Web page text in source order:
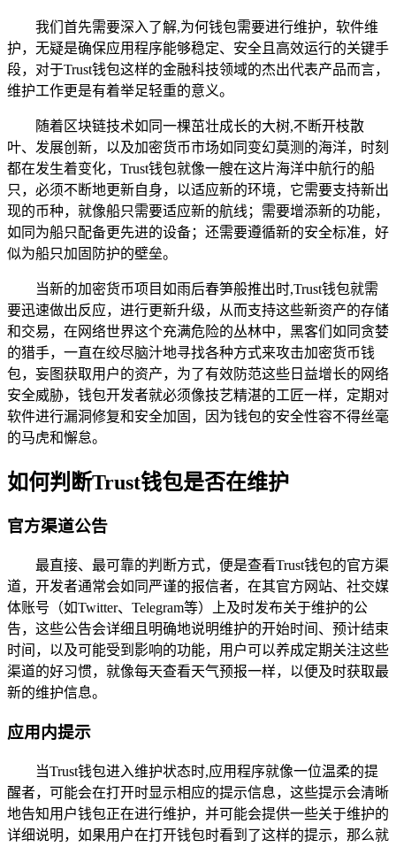
我们首先需要深入了解,为何钱包需要进行维护，软件维
护，无疑是确保应用程序能够稳定、安全且高效运行的关键手
段，对于Trust钱包这样的金融科技领域的杰出代表产品而言，
维护工作更是有着举足轻重的意义。
随着区块链技术如同一棵茁壮成长的大树,不断开枝散
叶、发展创新，以及加密货币市场如同变幻莫测的海洋，时刻
都在发生着变化，Trust钱包就像一艘在这片海洋中航行的船
只，必须不断地更新自身，以适应新的环境，它需要支持新出
现的币种，就像船只需要适应新的航线；需要增添新的功能，
如同为船只配备更先进的设备；还需要遵循新的安全标准，好
似为船只加固防护的壁垒。
当新的加密货币项目如雨后春笋般推出时,Trust钱包就需
要迅速做出反应，进行更新升级，从而支持这些新资产的存储
和交易，在网络世界这个充满危险的丛林中，黑客们如同贪婪
的猎手，一直在绞尽脑汁地寻找各种方式来攻击加密货币钱
包，妄图获取用户的资产，为了有效防范这些日益增长的网络
安全威胁，钱包开发者就必须像技艺精湛的工匠一样，定期对
软件进行漏洞修复和安全加固，因为钱包的安全性容不得丝毫
的马虎和懈怠。
如何判断Trust钱包是否在维护
官方渠道公告
最直接、最可靠的判断方式，便是查看Trust钱包的官方渠
道，开发者通常会如同严谨的报信者，在其官方网站、社交媒
体账号（如Twitter、Telegram等）上及时发布关于维护的公
告，这些公告会详细且明确地说明维护的开始时间、预计结束
时间，以及可能受到影响的功能，用户可以养成定期关注这些
渠道的好习惯，就像每天查看天气预报一样，以便及时获取最
新的维护信息。
应用内提示
当Trust钱包进入维护状态时,应用程序就像一位温柔的提
醒者，可能会在打开时显示相应的提示信息，这些提示会清晰
地告知用户钱包正在进行维护，并可能会提供一些关于维护的
详细说明，如果用户在打开钱包时看到了这样的提示，那么就